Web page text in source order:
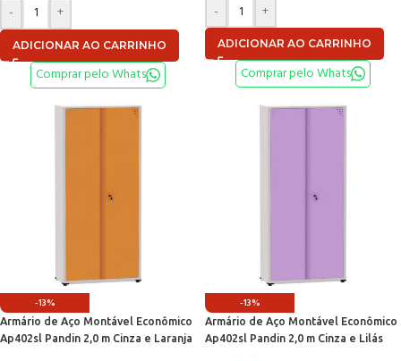
-
+
ADICIONAR AO CARRINHO
Comprar pelo Whats
-
+
ADICIONAR AO CARRINHO
Comprar pelo Whats
-13%
Armário de Aço Montável Econômico
Ap402sl Pandin 2,0 m Cinza e Laranja
-13%
Armário de Aço Montável Econômico
Ap402sl Pandin 2,0 m Cinza e Lilás